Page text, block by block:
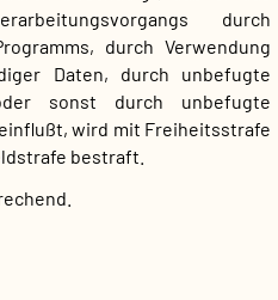
durch
durch Verwendung
Daten, durch unbefugte
sonst durch unbefugte
wird mit Freiheitsstrafe
bestraft.